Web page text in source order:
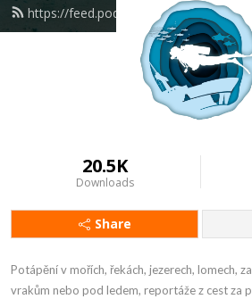
https://feed.podbean.com/podvodou/
20.5K
Downloads
Share
Potápění v mořích, řekách, jezerech, lomech,
vrakům nebo pod ledem, reportáže z cest za